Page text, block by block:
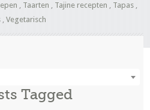
, Taarten , Tajine recepten , Tapas ,
, Vegetarisch
Tagged